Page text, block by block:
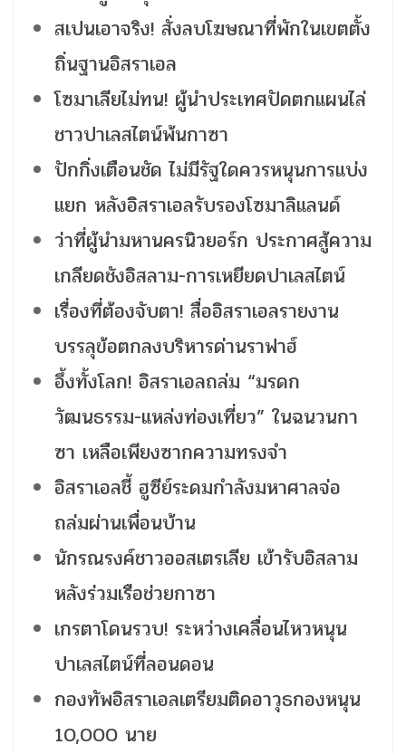
สเปนเอาจริง! สั่งลบโฆษณาที่พักในเขตตั้ง
ถิ่นฐานอิสราเอล
โซมาเลียไม่ทน! ผู้นำประเทศปัดตกแผนไล่
ชาวปาเลสไตน์พ้นกาซา
ปักกิ่งเตือนชัด ไม่มีรัฐใดควรหนุนการแบ่ง
แยก หลังอิสราเอลรับรองโซมาลิแลนด์
ว่าที่ผู้นำมหานครนิวยอร์ก ประกาศสู้ความ
เกลียดชังอิสลาม-การเหยียดปาเลสไตน์
เรื่องที่ต้องจับตา! สื่ออิสราเอลรายงาน
บรรลุข้อตกลงบริหารด่านราฟาฮ์
อึ้งทั้งโลก! อิสราเอลถล่ม “มรดก
วัฒนธรรม-แหล่งท่องเที่ยว” ในฉนวนกา
ซา เหลือเพียงซากความทรงจำ
อิสราเอลชี้ ฮูซีย์ระดมกำลังมหาศาลจ่อ
ถล่มผ่านเพื่อนบ้าน
นักรณรงค์ชาวออสเตรเลีย เข้ารับอิสลาม
หลังร่วมเรือช่วยกาซา
เกรตาโดนรวบ! ระหว่างเคลื่อนไหวหนุน
ปาเลสไตน์ที่ลอนดอน
กองทัพอิสราเอลเตรียมติดอาวุธกองหนุน
10,000 นาย